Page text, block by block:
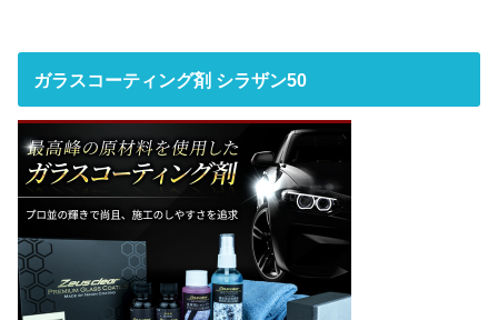
ガラスコーティング剤 シラザン50